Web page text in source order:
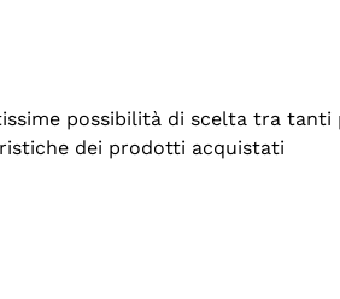
possibilità di scelta tra tanti
dei prodotti acquistati